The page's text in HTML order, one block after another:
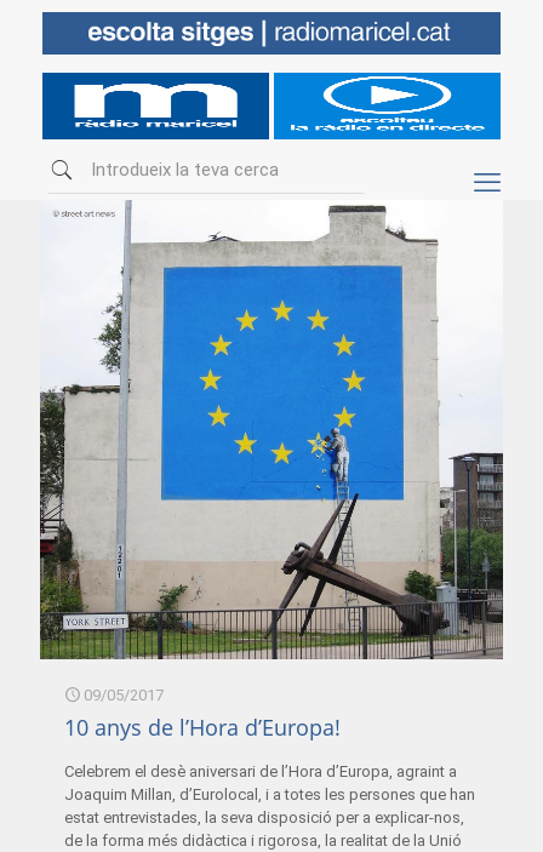
09/05/2017
10 anys de l’Hora d’Europa!
Celebrem el desè aniversari de l’Hora d’Europa, agraint a
Joaquim Millan, d’Eurolocal, i a totes les persones que han
estat entrevistades, la seva disposició per a explicar-nos,
de la forma més didàctica i rigorosa, la realitat de la Unió